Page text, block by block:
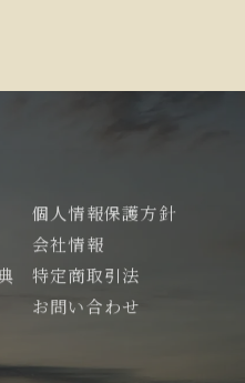
個人情報保護方針
会社情報
特定商取引法
お問い合わせ